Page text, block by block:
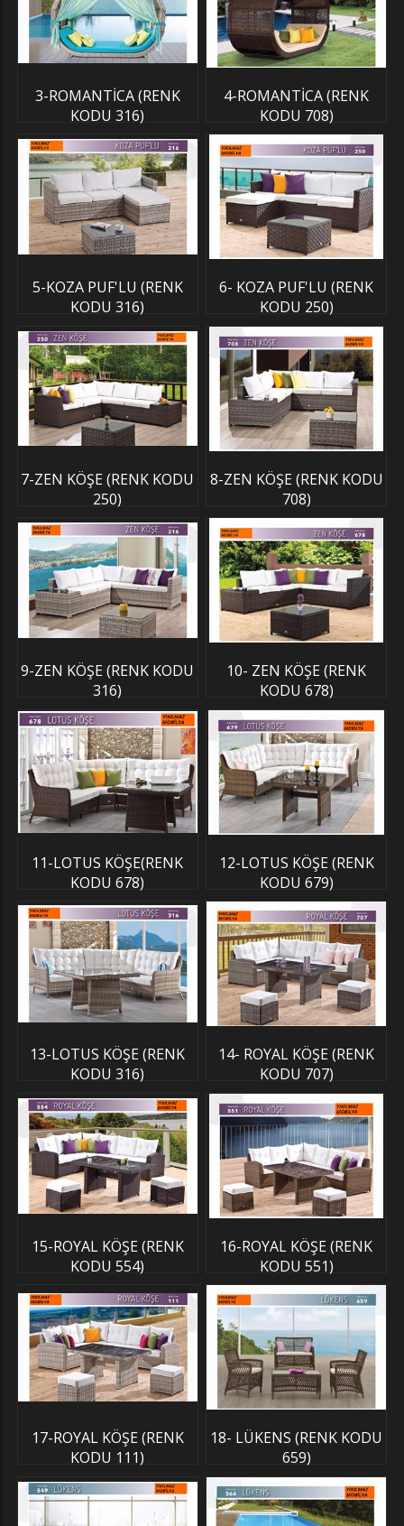
3-ROMANTİCA (RENK
KODU 316)
4-ROMANTİCA (RENK
KODU 708)
5-KOZA PUF'LU (RENK
KODU 316)
6- KOZA PUF'LU (RENK
KODU 250)
7-ZEN KÖŞE (RENK KODU
250)
8-ZEN KÖŞE (RENK KODU
708)
9-ZEN KÖŞE (RENK KODU
316)
10- ZEN KÖŞE (RENK
KODU 678)
11-LOTUS KÖŞE(RENK
KODU 678)
12-LOTUS KÖŞE (RENK
KODU 679)
13-LOTUS KÖŞE (RENK
KODU 316)
14- ROYAL KÖŞE (RENK
KODU 707)
15-ROYAL KÖŞE (RENK
KODU 554)
16-ROYAL KÖŞE (RENK
KODU 551)
17-ROYAL KÖŞE (RENK
KODU 111)
18- LÜKENS (RENK KODU
659)